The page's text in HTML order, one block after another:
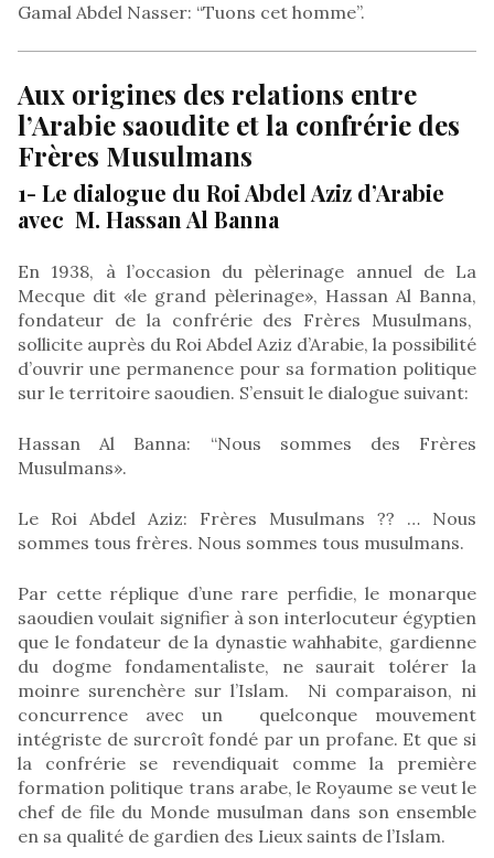
Gamal Abdel Nasser: “Tuons cet homme”.
Aux origines des relations entre
l’Arabie saoudite et la confrérie des
Frères Musulmans
1- Le dialogue du Roi Abdel Aziz d’Arabie
avec M. Hassan Al Banna
En 1938, à l’occasion du pèlerinage annuel de La
Mecque dit «le grand pèlerinage», Hassan Al Banna,
fondateur de la confrérie des Frères Musulmans,
sollicite auprès du Roi Abdel Aziz d’Arabie, la possibilité
d’ouvrir une permanence pour sa formation politique
sur le territoire saoudien. S’ensuit le dialogue suivant:
Hassan Al Banna: “Nous sommes des Frères
Musulmans».
Le Roi Abdel Aziz: Frères Musulmans ?? … Nous
sommes tous frères. Nous sommes tous musulmans.
Par cette réplique d’une rare perfidie, le monarque
saoudien voulait signifier à son interlocuteur égyptien
que le fondateur de la dynastie wahhabite, gardienne
du dogme fondamentaliste, ne saurait tolérer la
moinre surenchère sur l’Islam. Ni comparaison, ni
concurrence avec un quelconque mouvement
intégriste de surcroît fondé par un profane. Et que si
la confrérie se revendiquait comme la première
formation politique trans arabe, le Royaume se veut le
chef de file du Monde musulman dans son ensemble
en sa qualité de gardien des Lieux saints de l’Islam.